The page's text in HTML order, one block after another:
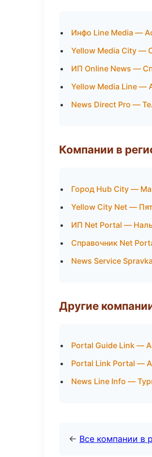
Инфо Line Media —
Yellow Media City —
ИП Online News —
Yellow Media Line —
News Direct Pro —
Компании в
Город Hub City —
Yellow City Net —
ИП Net Portal —
Справочник Net
News Service
Другие
Portal Guide Link —
Portal Link Portal —
News Line Info —
← Все компании в